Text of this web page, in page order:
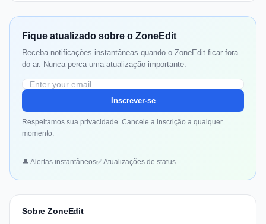
Fique atualizado sobre o ZoneEdit
Receba notificações instantâneas quando o ZoneEdit ficar fora
do ar. Nunca perca uma atualização importante.
Inscrever-se
Respeitamos sua privacidade. Cancele a inscrição a qualquer
momento.
🔔 Alertas instantâneos✅ Atualizações de status
Sobre ZoneEdit